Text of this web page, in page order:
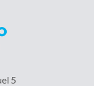
5